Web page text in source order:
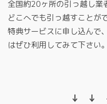
全国約20ヶ所の引っ越し業
どこへでも引っ越すことが
特典サービスに申し込んで
はぜひ利用してみて下さい。
↓ ↓